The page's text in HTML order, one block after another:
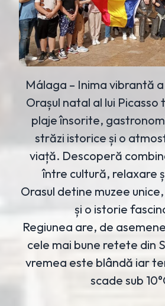
Málaga – Inima vibrantă
Orașul natal al lui
plaje însorite,
străzi istorice și o
viață. Descoperă
între cultură, relaxare
Orasul detine muzee
și o istorie
Regiunea are, de
cele mai bune retete din
vremea este blândă iar
scade sub